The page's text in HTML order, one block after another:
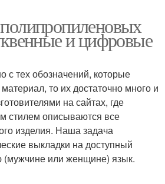
и цифровые
с тех обозначений, которые
то их достаточно много и
на сайтах, где
стилем описываются все
изделия. Наша задача
выкладки на доступный
или женщине) язык.